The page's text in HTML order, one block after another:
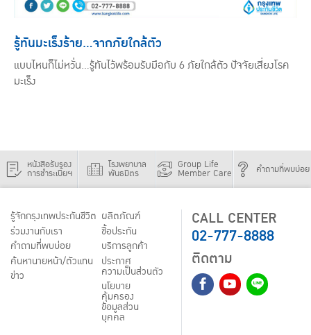
รู้ทันมะเร็งร้าย...จากภัยใกล้ตัว
แบบไหนก็ไม่หวั่น...รู้ทันไว้พร้อมรับมือกับ 6 ภัยใกล้ตัว ปัจจัยเสี่ยงโรค
มะเร็ง
หนังสือรับรอง
การชำระเบี้ยฯ
โรงพยาบาล
พันธมิตร
Group Life
Member Care คำถามที่พบบ่อย
รู้จักกรุงเทพประกันชีวิต
ร่วมงานกับเรา
คำถามที่พบบ่อย
ค้นหานายหน้า/ตัวแทน
ข่าว
ผลิตภัณฑ์
ชื้อประกัน
บริการลูกค้า
ประกาศ
ความเป็นส่วนตัว
นโยบาย
คุ้มครอง
ข้อมูลส่วน
บุคคล
CALL CENTER
02-777-8888
ติดตาม